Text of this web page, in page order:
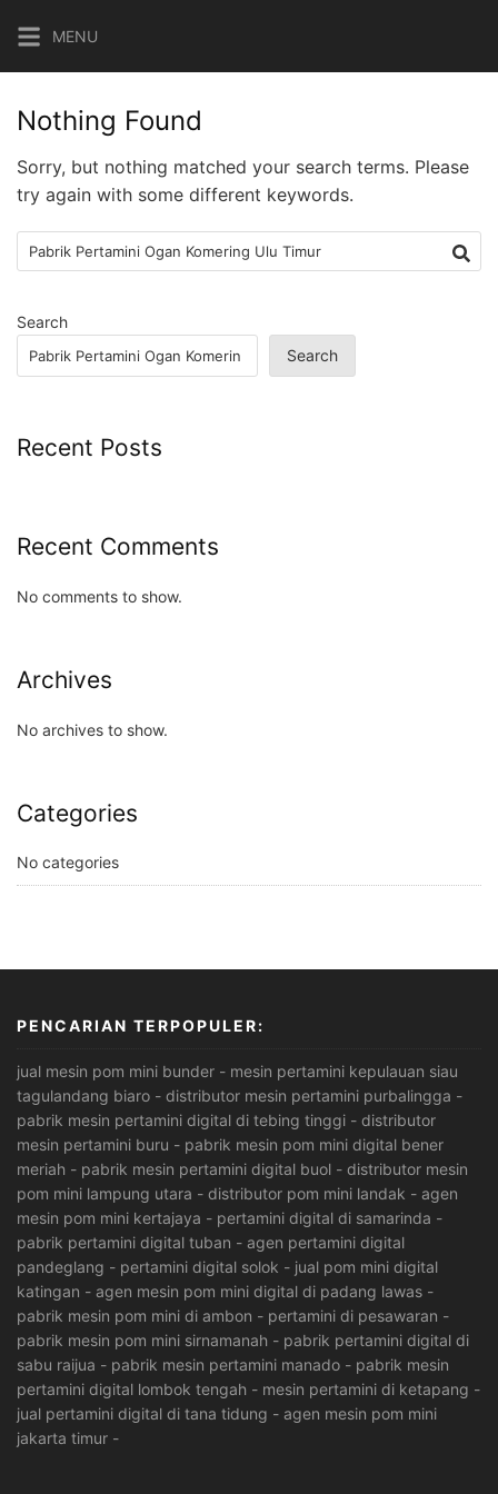
content
MENU
Nothing Found
Sorry, but nothing matched your search terms. Please
try again with some different keywords.
Search
for:
Search
Search
Recent Posts
Recent Comments
No comments to show.
Archives
No archives to show.
Categories
No categories
PENCARIAN TERPOPULER:
jual mesin pom mini bunder - mesin pertamini kepulauan siau
tagulandang biaro - distributor mesin pertamini purbalingga -
pabrik mesin pertamini digital di tebing tinggi - distributor
mesin pertamini buru - pabrik mesin pom mini digital bener
meriah - pabrik mesin pertamini digital buol - distributor mesin
pom mini lampung utara - distributor pom mini landak - agen
mesin pom mini kertajaya - pertamini digital di samarinda -
pabrik pertamini digital tuban - agen pertamini digital
pandeglang - pertamini digital solok - jual pom mini digital
katingan - agen mesin pom mini digital di padang lawas -
pabrik mesin pom mini di ambon - pertamini di pesawaran -
pabrik mesin pom mini sirnamanah - pabrik pertamini digital di
sabu raijua - pabrik mesin pertamini manado - pabrik mesin
pertamini digital lombok tengah - mesin pertamini di ketapang -
jual pertamini digital di tana tidung - agen mesin pom mini
jakarta timur -